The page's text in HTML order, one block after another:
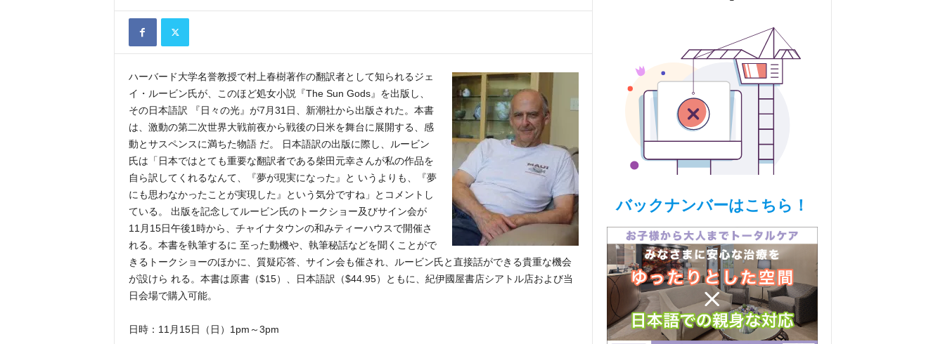
ハーバード大学名誉教授で村上春樹著作の翻訳者として知られるジェ
イ・ルービン氏が、このほど処女小説『The Sun Gods』を出版し、
その日本語訳 『日々の光』が7月31日、新潮社から出版された。本書
は、激動の第二次世界大戦前夜から戦後の日米を舞台に展開する、感
動とサスペンスに満ちた物語 だ。 日本語訳の出版に際し、ルービン
氏は「日本ではとても重要な翻訳者である柴田元幸さんが私の作品を
自ら訳してくれるなんて、『夢が現実になった』と いうよりも、『夢
にも思わなかったことが実現した』という気分ですね」とコメントし
ている。 出版を記念してルービン氏のトークショー及びサイン会が
11月15日午後1時から、チャイナタウンの和みティーハウスで開催さ
れる。本書を執筆するに 至った動機や、執筆秘話などを聞くことがで
きるトークショーのほかに、質疑応答、サイン会も催され、ルービン氏と直接話ができる貴重な機会
が設けら れる。本書は原書（$15）、日本語訳（$44.95）ともに、紀伊國屋書店シアトル店および当
日会場で購入可能。
日時：11月15日（日）1pm～3pm
バックナンバーはこちら！